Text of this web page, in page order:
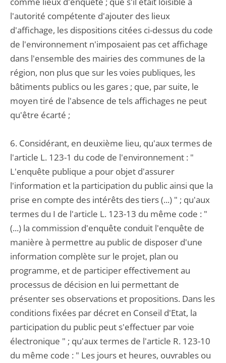
l'autorité compétente d'ajouter des lieux
d'affichage, les dispositions citées ci-dessus du code
de l'environnement n'imposaient pas cet affichage
dans l'ensemble des mairies des communes de la
région, non plus que sur les voies publiques, les
bâtiments publics ou les gares ; que, par suite, le
moyen tiré de l'absence de tels affichages ne peut
qu'être écarté ;
6. Considérant, en deuxième lieu, qu'aux termes de
l'article L. 123-1 du code de l'environnement : "
L'enquête publique a pour objet d'assurer
l'information et la participation du public ainsi que la
prise en compte des intérêts des tiers (...) " ; qu'aux
termes du I de l'article L. 123-13 du même code : "
(...) la commission d'enquête conduit l'enquête de
manière à permettre au public de disposer d'une
information complète sur le projet, plan ou
programme, et de participer effectivement au
processus de décision en lui permettant de
présenter ses observations et propositions. Dans les
conditions fixées par décret en Conseil d'Etat, la
participation du public peut s'effectuer par voie
électronique " ; qu'aux termes de l'article R. 123-10
du même code : " Les jours et heures, ouvrables ou